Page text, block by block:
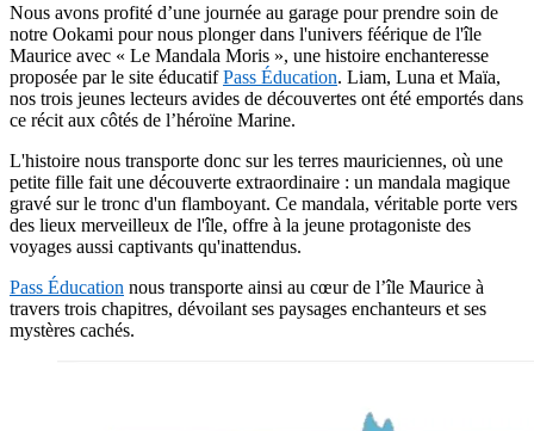
Nous avons profité d’une journée au garage pour prendre soin de
notre Ookami pour nous plonger dans l'univers féérique de l'île
Maurice avec « Le Mandala Moris », une histoire enchanteresse
proposée par le site éducatifPass Éducation. Liam, Luna et Maïa,
nos trois jeunes lecteurs avides de découvertes ont été emportés dans
ce récit aux côtés de l’héroïne Marine.
L'histoire nous transporte donc sur les terres mauriciennes, où une
petite fille fait une découverte extraordinaire : un mandala magique
gravé sur le tronc d'un flamboyant. Ce mandala, véritable porte vers
des lieux merveilleux de l'île, offre à la jeune protagoniste des
voyages aussi captivants qu'inattendus.
Pass Éducation nous transporte ainsi au cœur de l’île Maurice à
travers trois chapitres, dévoilant ses paysages enchanteurs et ses
mystères cachés.